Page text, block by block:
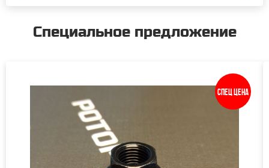
Специальное предложение
Спец цена